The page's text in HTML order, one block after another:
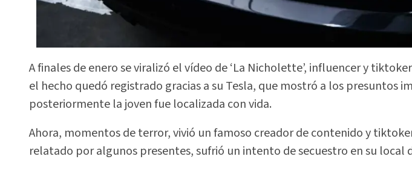
A finales de enero se viralizó el vídeo de ‘La Nicholette’, influencer y
el hecho quedó registrado gracias a su Tesla, que mostró a los presuntos
posteriormente la joven fue localizada con vida.
Ahora, momentos de terror, vivió un famoso creador de contenido y
relatado por algunos presentes, sufrió un intento de secuestro en su local